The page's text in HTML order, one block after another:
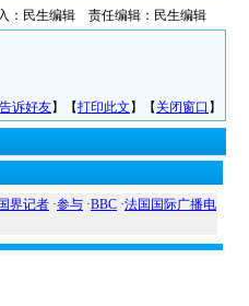
：民生编辑 责任编辑：民生编辑
告诉好友】【打印此文 】【 关闭窗口 】
界记者 ·参与 ·BBC ·法国国际广播电